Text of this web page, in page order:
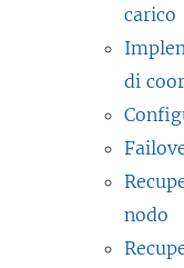
carico
di
nodo